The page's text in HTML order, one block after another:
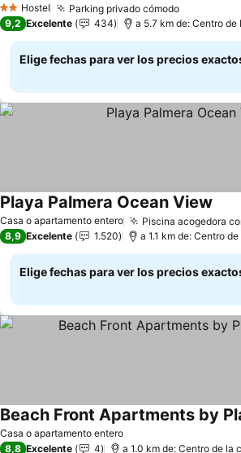
2 Estrellas
Hostel Parking privado cómodo
9,2 Excelente 434 a 5.7 km de: Centro de
Elige fechas para ver los precios
Casa o apartamento entero Piscina acogedora
Playa Palmera Ocean View
8,9 Excelente 1.520 a 1.1 km de: Centro
Elige fechas para ver los precios
Casa o apartamento entero
Beach Front Apartments by
8,8 Excelente 4 a 1.0 km de: Centro de la